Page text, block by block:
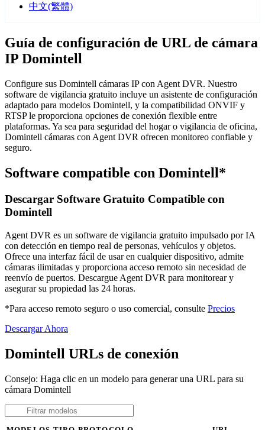
中文(繁體)
Guía de configuración de URL de cámara
IP Domintell
Configure sus Domintell cámaras IP con Agent DVR. Nuestro
software de vigilancia gratuito incluye un asistente de configuración
adaptado para modelos Domintell, y la compatibilidad ONVIF y
RTSP le proporciona opciones de conexión flexible entre
plataformas. Ya sea para seguridad del hogar o vigilancia de oficina,
Domintell cámaras con Agent DVR ofrecen monitoreo confiable y
seguro.
Software compatible con Domintell*
Descargar Software Gratuito Compatible con
Domintell
Agent DVR es un software de vigilancia gratuito impulsado por IA
con detección en tiempo real de personas, vehículos y objetos.
Ofrece una interfaz fácil de usar en cualquier dispositivo, admite
cámaras ilimitadas y proporciona acceso remoto sin necesidad de
reenvío de puertos. Descargue Agent DVR para monitorear y
asegurar su propiedad las 24 horas.
*Para acceso remoto seguro o uso comercial, consulte Precios
Descargar Ahora
Domintell URLs de conexión
Consejo: Haga clic en un modelo para generar una URL para su
cámara Domintell